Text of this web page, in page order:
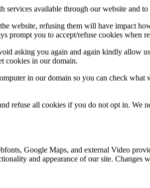
available through our website and to
website, refusing them will have impact
prompt you to accept/refuse cookies when
asking you again and again kindly allow
cookies in our domain.
in our domain so you can check
refuse all cookies if you do not opt in.
Google Maps, and external Video
and appearance of our site. Changes